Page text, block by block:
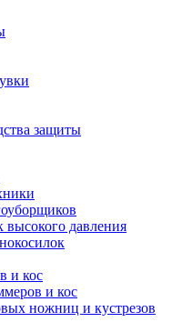
защиты
высокого давления
и кос
и кос
ножниц и кустрезов